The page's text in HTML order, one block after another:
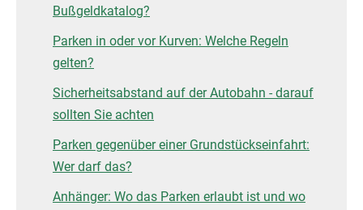
Bußgeldkatalog?
Parken in oder vor Kurven: Welche Regeln
gelten?
Sicherheitsabstand auf der Autobahn - darauf
sollten Sie achten
Parken gegenüber einer Grundstückseinfahrt:
Wer darf das?
Anhänger: Wo das Parken erlaubt ist und wo